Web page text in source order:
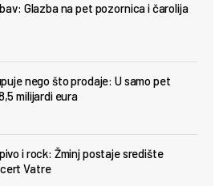
Glazba na pet pozornica i čarolija
nego što prodaje: U samo pet
milijardi eura
i rock: Žminj postaje središte
Vatre